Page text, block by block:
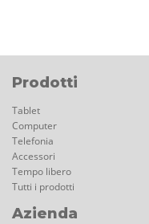
Prodotti
Tablet
Computer
Telefonia
Accessori
Tempo libero
Tutti i prodotti
Azienda